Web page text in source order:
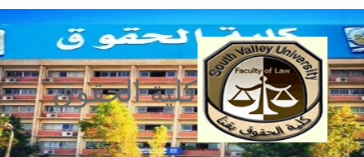
Skip
to
content
كلية الحقوق